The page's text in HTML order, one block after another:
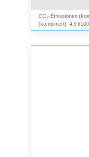
CO₂-Emissionen
(kombiniert): 4,9 l/